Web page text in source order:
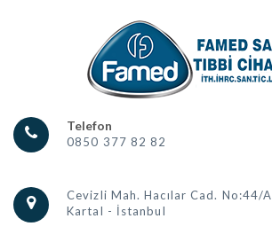
Telefon
0850 377 82 82
Cevizli Mah. Hacılar Cad. No:44/A
Kartal - İstanbul